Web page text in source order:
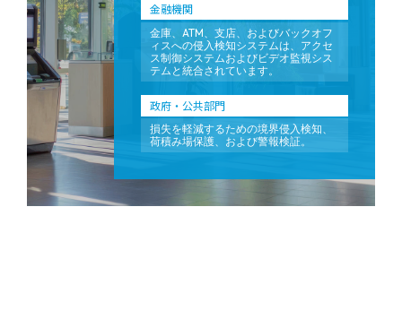
金融機関
金庫、ATM、支店、およびバックオフ
ィスへの侵入検知システムは、アクセ
ス制御システムおよびビデオ監視シス
テムと統合されています。
政府・公共部門
損失を軽減するための境界侵入検知、
荷積み場保護、および警報検証。